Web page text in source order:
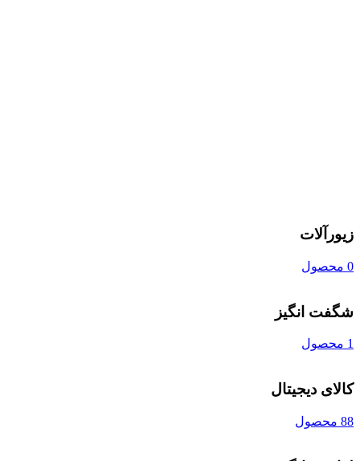
زیورآلات
0 محصول
شگفت انگیز
1 محصول
کالای دیجیتال
88 محصول